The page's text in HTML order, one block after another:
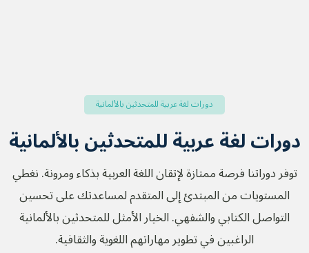
دورات لغة عربية للمتحدثين بالألمانية
دورات لغة عربية للمتحدثين بالألمانية
توفر دوراتنا فرصة ممتازة لإتقان اللغة العربية بذكاء ومرونة. نغطي
المستويات من المبتدئ إلى المتقدم لمساعدتك على تحسين
التواصل الكتابي والشفهي. الخيار الأمثل للمتحدثين بالألمانية
الراغبين في تطوير مهاراتهم اللغوية والثقافية.